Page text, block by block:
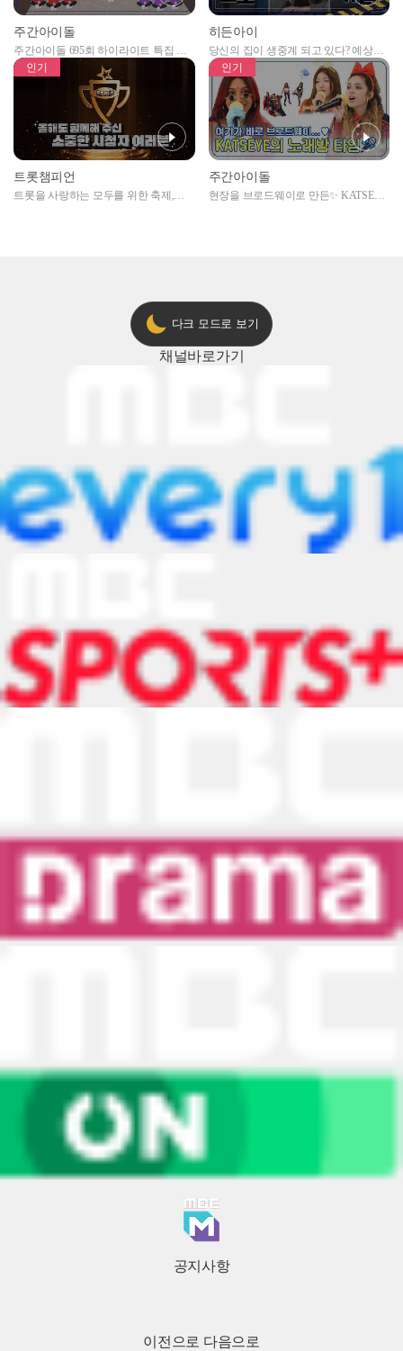
주간아이돌
주간아이돌 695회 하이라이트 특집 남
자아이돌편 예고
히든아이
당신의 집이 생중계 되고 있다? 예상치
못한 곳에서 일어나는 불법촬영 범죄!
인기
트롯챔피언
트롯을 사랑하는 모두를 위한 축제,
인기
주간아이돌
현장을 브로드웨이로 만든✨ KATSEYE
다크 모드로 보기
채널바로가기
공지사항
이전으로 다음으로